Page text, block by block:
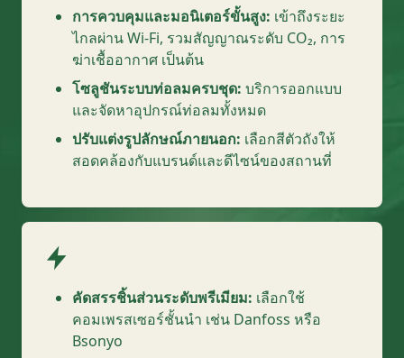
การควบคุมและมอนิเตอร์ขั้นสูง: เข้าถึงระยะ
ไกลผ่าน Wi-Fi, รวมสัญญาณระดับ CO₂, การ
ฆ่าเชื้ออากาศ เป็นต้น
โซลูชันระบบท่อลมครบชุด: บริการออกแบบ
และจัดหาอุปกรณ์ท่อลมทั้งหมด
ปรับแต่งรูปลักษณ์ภายนอก: เลือกสีตัวถังให้
สอดคล้องกับแบรนด์และดีไซน์ของสถานที่
คัดสรรชิ้นส่วนระดับพรีเมียม: เลือกใช้
คอมเพรสเซอร์ชั้นนำ เช่น Danfoss หรือ
Bsonyo